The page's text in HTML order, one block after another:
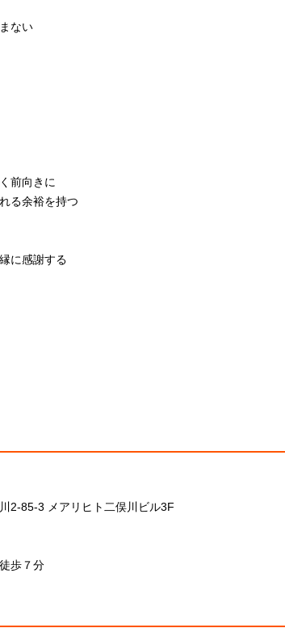
ない
前向きに
る余裕を持つ
に感謝する
2-85-3 メアリヒト二俣川ビル3F
歩７分